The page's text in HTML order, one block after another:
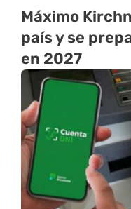
Máximo
país y se
en 2027